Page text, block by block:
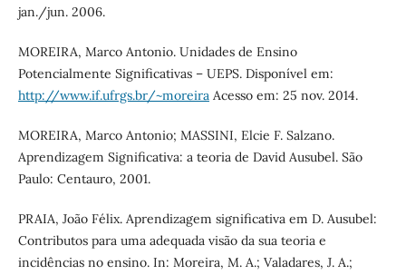
jan./jun. 2006.
MOREIRA, Marco Antonio. Unidades de Ensino
Potencialmente Significativas – UEPS. Disponível em:
http://www.if.ufrgs.br/~moreiraAcesso em: 25 nov. 2014.
MOREIRA, Marco Antonio; MASSINI, Elcie F. Salzano.
Aprendizagem Significativa: a teoria de David Ausubel. São
Paulo: Centauro, 2001.
PRAIA, João Félix. Aprendizagem significativa em D. Ausubel:
Contributos para uma adequada visão da sua teoria e
incidências no ensino. In: Moreira, M. A.; Valadares, J. A.;